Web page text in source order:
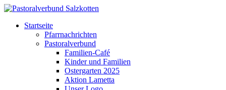
Startseite
Pfarrnachrichten
Pastoralverbund
Familien-Café
Kinder und Familien
Ostergarten 2025
Aktion Lametta